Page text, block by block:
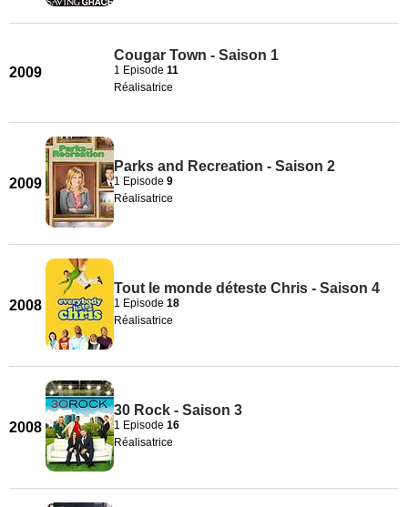
2009
Cougar Town - Saison 1
1 Episode 11
Réalisatrice
2009
Parks and Recreation - Saison 2
1 Episode 9
Réalisatrice
2008
Tout le monde déteste Chris - Saison 4
1 Episode 18
Réalisatrice
2008
30 Rock - Saison 3
1 Episode 16
Réalisatrice